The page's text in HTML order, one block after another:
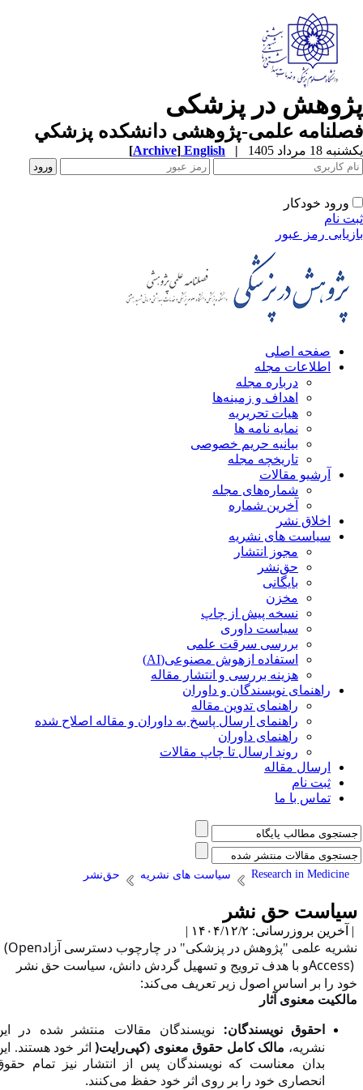
در پزشکی
علمی-پژوهشی دانشکده پزشکي
18 مرداد 1405 |
English
[Archive]
ورود خودکار
نام
رمز عبور
صفحه اصلی
اطلاعات مجله
درباره مجله
اهداف و زمینه‌ها
هیات تحریریه
نمایه نامه ها
بیانیه حریم خصوصی
تاریخچه مجله
آرشیو مقالات
شماره‌های مجله
آخرین شماره
اخلاق نشر
سیاست های نشریه
مجوز انتشار
حق‌نشر
بایگانی
مخزن
نسخه پیش از چاپ
سیاست داوری
بررسی سرقت علمی
استفاده ازهوش مصنوعی(AI)
هزینه بررسی و انتشار مقاله
راهنمای نویسندگان و داوران
راهنمای تدوین مقاله
راهنمای ارسال پاسخ به داوران و مقاله اصلاح شده
راهنمای داوران
روند ارسال تا چاپ مقالات
ارسال مقاله
ثبت نام
تماس با ما
Research in Medicine سیاست های نشریه حق‌نشر
حق نشر
بروزرسانی: ۱۴۰۴/۱۲/۲ |
علمی "پژوهش در پزشکی" در چارچوب دسترسی آزاد (Open
و با هدف ترویج و تسهیل گردش دانش، سیاست حق نشر
را بر اساس اصول زیر تعریف می‌کند:
معنوی آثار
احقوق نویسندگان:
نویسندگان مقالات منتشر شده در این
نشریه، مالک کامل حقوق معنوی (کپی‌رایت) اثر خود هستند. این
بدان معناست که نویسندگان پس از انتشار نیز تمام حقوق
انحصاری خود را بر روی اثر خود حفظ می‌کنند.